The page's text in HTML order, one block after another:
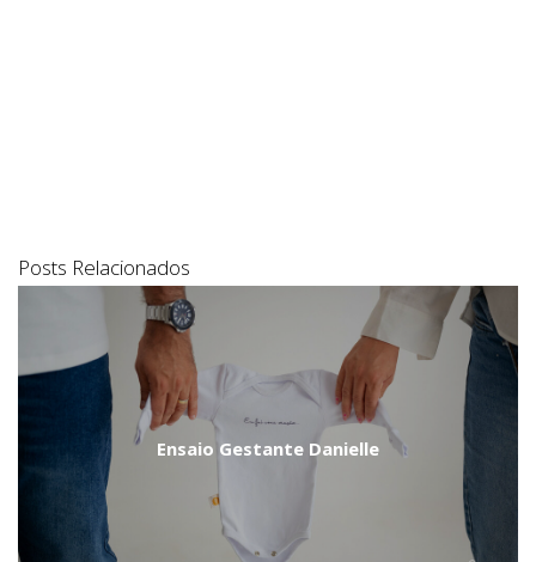
Posts Relacionados
Ensaio Gestante Danielle